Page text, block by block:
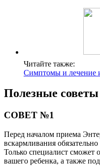
Читайте также:
Симптомы и лечение
Полезные советы
СОВЕТ №1
Перед началом приема
вскармливания
Только специалист сможет
вашего ребенка, а также